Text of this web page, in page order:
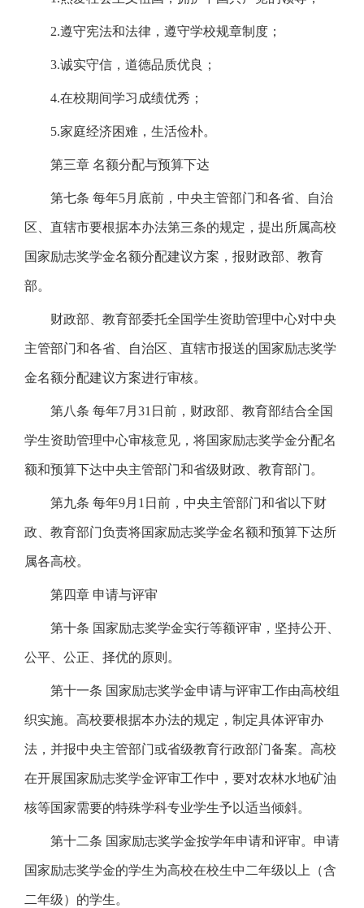
2.遵守宪法和法律，遵守学校规章制度；
3.诚实守信，道德品质优良；
4.在校期间学习成绩优秀；
5.家庭经济困难，生活俭朴。
第三章 名额分配与预算下达
第七条 每年5月底前，中央主管部门和各省、自治
区、直辖市要根据本办法第三条的规定，提出所属高校
国家励志奖学金名额分配建议方案，报财政部、教育
部。
财政部、教育部委托全国学生资助管理中心对中央
主管部门和各省、自治区、直辖市报送的国家励志奖学
金名额分配建议方案进行审核。
第八条 每年7月31日前，财政部、教育部结合全国
学生资助管理中心审核意见，将国家励志奖学金分配名
额和预算下达中央主管部门和省级财政、教育部门。
第九条 每年9月1日前，中央主管部门和省以下财
政、教育部门负责将国家励志奖学金名额和预算下达所
属各高校。
第四章 申请与评审
第十条 国家励志奖学金实行等额评审，坚持公开、
公平、公正、择优的原则。
第十一条 国家励志奖学金申请与评审工作由高校组
织实施。高校要根据本办法的规定，制定具体评审办
法，并报中央主管部门或省级教育行政部门备案。高校
在开展国家励志奖学金评审工作中，要对农林水地矿油
核等国家需要的特殊学科专业学生予以适当倾斜。
第十二条 国家励志奖学金按学年申请和评审。申请
国家励志奖学金的学生为高校在校生中二年级以上（含
二年级）的学生。